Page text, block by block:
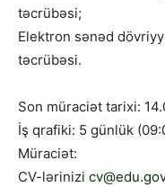
təcrübəsi;
Elektron sənəd
təcrübəsi.
Son müraciət tarixi:
İş qrafiki: 5 günlük
Müraciət:
CV-lərinizi